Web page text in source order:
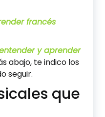
francés
y aprender
abajo, te indico los
seguir.
que